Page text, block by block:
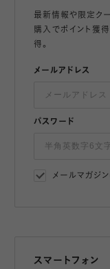
最新情報や限定クー
購入でポイント獲
得。
メールアドレス
パスワード
メールマガジ
スマートフォン